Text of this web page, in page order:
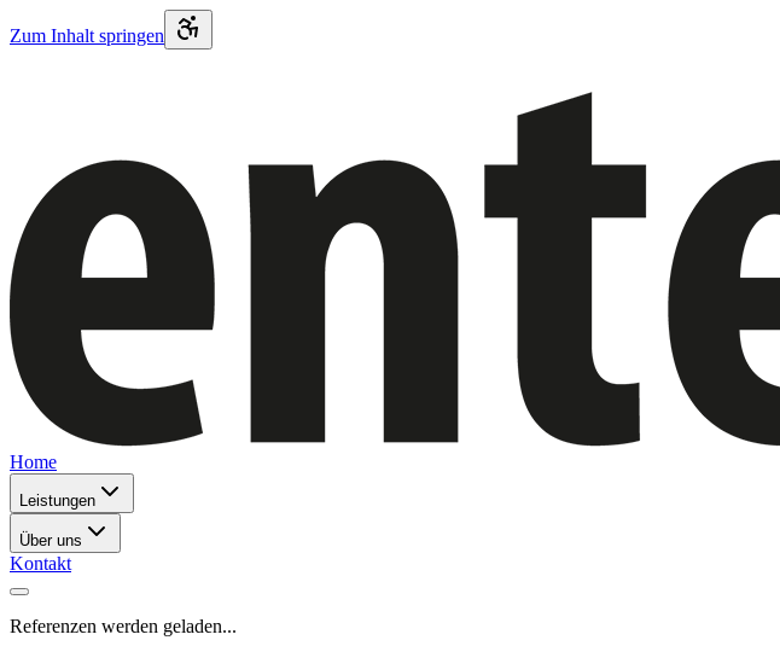
Zum Inhalt springen
Home
Leistungen
Über uns
Kontakt
Referenzen werden geladen...